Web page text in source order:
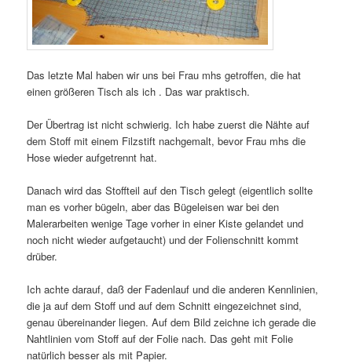
Das letzte Mal haben wir uns bei Frau mhs getroffen, die hat
einen größeren Tisch als ich . Das war praktisch.
Der Übertrag ist nicht schwierig. Ich habe zuerst die Nähte auf
dem Stoff mit einem Filzstift nachgemalt, bevor Frau mhs die
Hose wieder aufgetrennt hat.
Danach wird das Stoffteil auf den Tisch gelegt (eigentlich sollte
man es vorher bügeln, aber das Bügeleisen war bei den
Malerarbeiten wenige Tage vorher in einer Kiste gelandet und
noch nicht wieder aufgetaucht) und der Folienschnitt kommt
drüber.
Ich achte darauf, daß der Fadenlauf und die anderen Kennlinien,
die ja auf dem Stoff und auf dem Schnitt eingezeichnet sind,
genau übereinander liegen. Auf dem Bild zeichne ich gerade die
Nahtlinien vom Stoff auf der Folie nach. Das geht mit Folie
natürlich besser als mit Papier.